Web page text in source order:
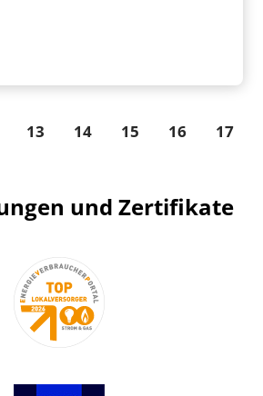
13 14 15 16 17
und Zertifikate